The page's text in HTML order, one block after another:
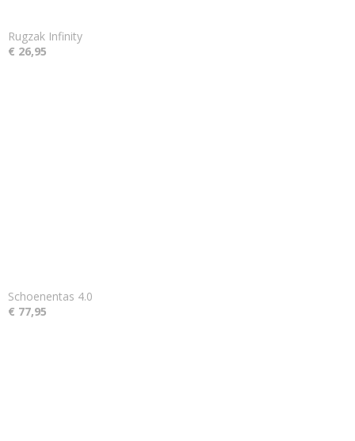
Rugzak Infinity
€ 26,95
Schoenentas 4.0
€ 77,95